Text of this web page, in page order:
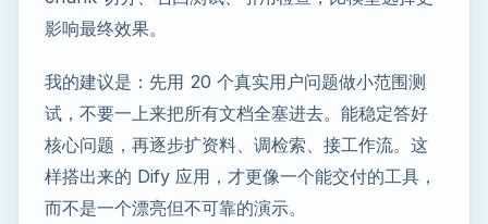
影响最终效果。
我的建议是：先用 20 个真实用户问题做小范围测
试，不要一上来把所有文档全塞进去。能稳定答好
核心问题，再逐步扩资料、调检索、接工作流。这
样搭出来的 Dify 应用，才更像一个能交付的工具，
而不是一个漂亮但不可靠的演示。